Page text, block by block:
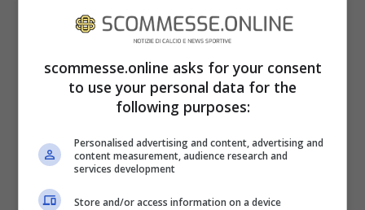
demand di Sky.
INGHILTERRA – SCOZIA
METEO E CONDIZIONI DEL CAMPO
Previsioni meteo: 16 gradi, pioggia, campo
in ottimo stato.
scommesse.online asks for your consent
to use your personal data for the
following purposes:
Personalised advertising and content, advertising and
content measurement, audience research and
services development
Store and/or access information on a device